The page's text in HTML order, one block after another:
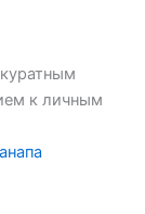
к личным